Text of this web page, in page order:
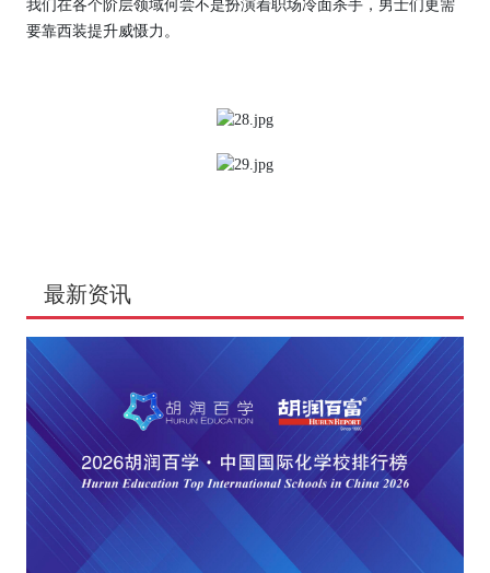
我们在各个阶层领域何尝不是扮演着职场冷面杀手，男士们更需
要靠西装提升威慑力。
最新资讯